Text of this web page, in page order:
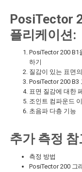
PosiTector
플리케이션:
PosiTector 200 B1
하기
질감이 있는 표면
PosiTector 200 B3
표면 질감에 대한
조인트 컴파운드
초음파 다층 기능
추가 측정
측정 방법
PosiTector 200 그